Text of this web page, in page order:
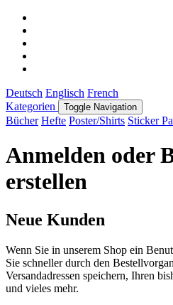
Deutsch Englisch French
Kategorien
Toggle Navigation
Bücher Hefte Poster/Shirts Sticker
Anmelden oder
erstellen
Neue Kunden
Wenn Sie in unserem Shop ein
Sie schneller durch den
Versandadressen speichern, Ihren
und vieles mehr.